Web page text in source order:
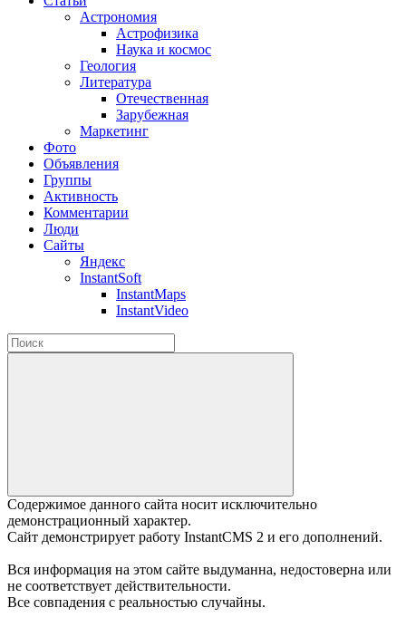
Астрономия
Астрофизика
Наука и космос
Геология
Литература
Отечественная
Зарубежная
Маркетинг
Фото
Объявления
Группы
Активность
Комментарии
Люди
Сайты
Яндекс
InstantSoft
InstantMaps
InstantVideo
Содержимое данного сайта носит исключительно
демонстрационный характер.
Сайт демонстрирует работу InstantCMS 2 и его дополнений.
Вся информация на этом сайте выдуманна, недостоверна или
не соответствует действительности.
Все совпадения с реальностью случайны.